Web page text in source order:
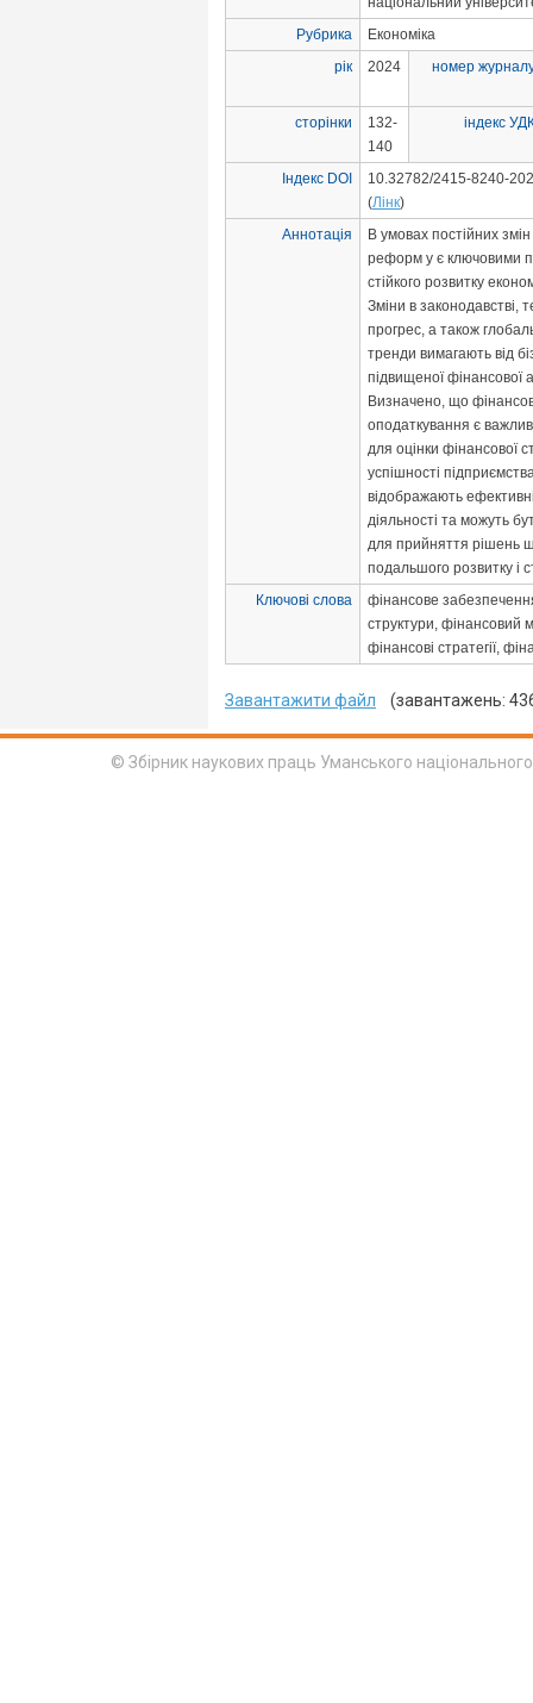
Рубрика
Економіка
рік
2024 номер
сторінки
132-
140
індекс
Індекс DOI
10.32782/2415-8240-
(Лінк)
Аннотація
В умовах постійних
реформ у є ключовими
стійкого розвитку
Зміни в законодавстві,
прогрес, а також
тренди вимагають від
підвищеної фінансової
Визначено, що
оподаткування є
для оцінки фінансової
успішності
відображають
діяльності та можуть
для прийняття рішень
подальшого розвитку і
Ключові слова
фінансове
структури, фінансовий
фінансові стратегії,
Завантажити файл (завантажень:
© Збірник наукових праць Уманського